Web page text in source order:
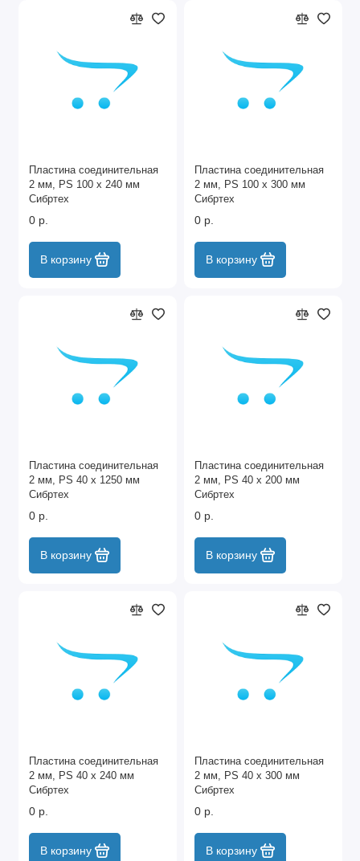
Пластина соединительная
2 мм, PS 100 х 240 мм
Сибртех
0 р.
В корзину
Пластина соединительная
2 мм, PS 100 х 300 мм
Сибртех
0 р.
В корзину
Пластина соединительная
2 мм, PS 40 х 1250 мм
Сибртех
0 р.
В корзину
Пластина соединительная
2 мм, PS 40 х 200 мм
Сибртех
0 р.
В корзину
Пластина соединительная
2 мм, PS 40 х 240 мм
Сибртех
0 р.
В корзину
Пластина соединительная
2 мм, PS 40 х 300 мм
Сибртех
0 р.
В корзину